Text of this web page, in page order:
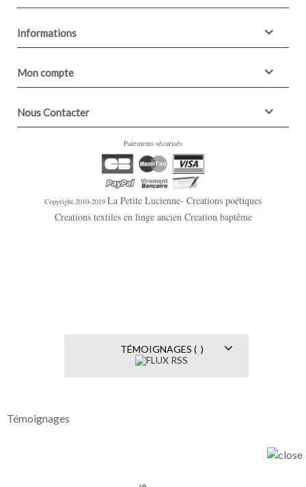
Informations
Mon compte
Nous Contacter
Paiements sécurisés
Copyright 2010-2019 La Petite Lucienne- Creations poétiques
Creations textiles en linge ancien Creation baptême
TÉMOIGNAGES ( )
Témoignages